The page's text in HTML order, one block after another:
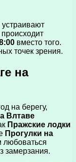
вместо того.
точек зрения.
на
на берегу,
Влтаве
Пражские лодки
Прогулки на
любоваться
замерзания.